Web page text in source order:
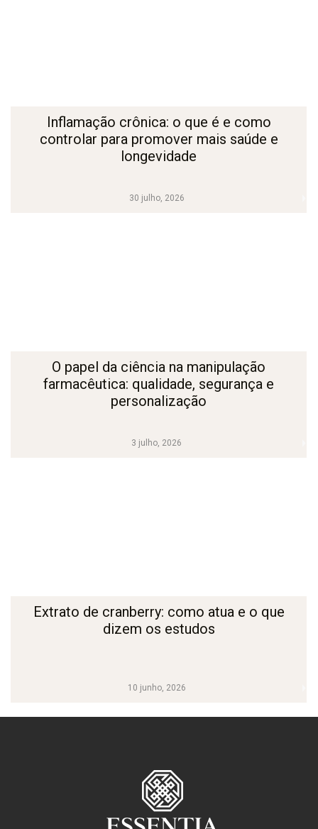
30 julho, 2026
Inflamação crônica: o que é e como
controlar para promover mais saúde e
longevidade
3 julho, 2026
O papel da ciência na manipulação
farmacêutica: qualidade, segurança e
personalização
10 junho, 2026
Extrato de cranberry: como atua e o que
dizem os estudos